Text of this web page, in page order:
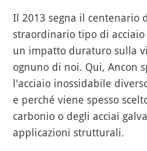
Il 2013 segna il centenario
straordinario tipo di
un impatto duraturo sulla
ognuno di noi. Qui, Ancon
l'acciaio inossidabile
e perché viene spesso
carbonio o degli acciai
applicazioni strutturali.